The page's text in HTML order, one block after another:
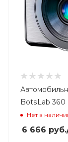
BotsLab 360
Нет в
6 666 руб.